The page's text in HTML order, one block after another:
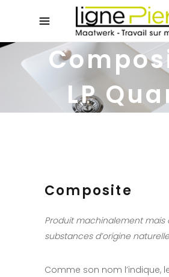
LP
Composite
Produit machinalement mais
substances d’origine naturelle
Comme son nom l’indique,